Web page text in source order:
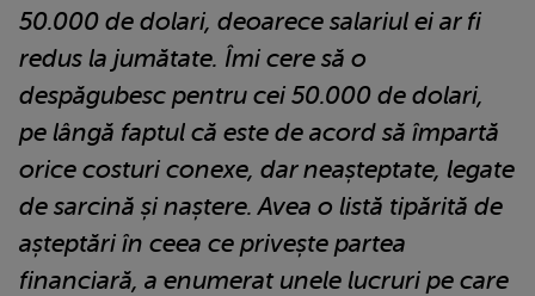
50.000 de dolari, deoarece salariul ei ar fi
redus la jumătate. Îmi cere să o
despăgubesc pentru cei 50.000 de dolari,
pe lângă faptul că este de acord să împartă
orice costuri conexe, dar neașteptate, legate
de sarcină și naștere. Avea o listă tipărită de
așteptări în ceea ce privește partea
financiară, a enumerat unele lucruri pe care